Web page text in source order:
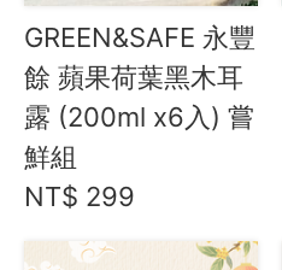
農產 / 乾貨
油鹽醬醋
頂級美食
餐廚好朋友
生活美學
GREEN&SAFE 永豐
餘 蘋果荷葉黑木耳
露 (200ml x6入) 嘗
鮮組
NT$ 299